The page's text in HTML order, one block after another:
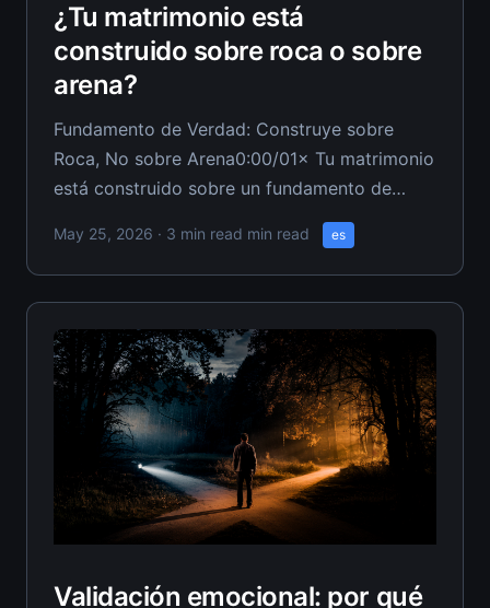
¿Tu matrimonio está
construido sobre roca o sobre
arena?
Fundamento de Verdad: Construye sobre
Roca, No sobre Arena0:00/01× Tu matrimonio
está construido sobre un fundamento de
mentiras—mentiras sobre dónde realmente
estás, con qué realmente estás luchando, y
quién realmente eres debajo de la máscara de
esposo cristiano. Cada crisis matrimonial
revela si has estado construyendo sobre
May 25, 2026 · 3 min read min read es
Validación emocional: por qué